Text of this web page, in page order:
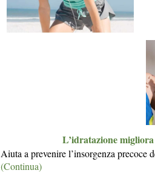
L’idratazione
Aiuta a prevenire l’insorgenza precoce
(Continua)